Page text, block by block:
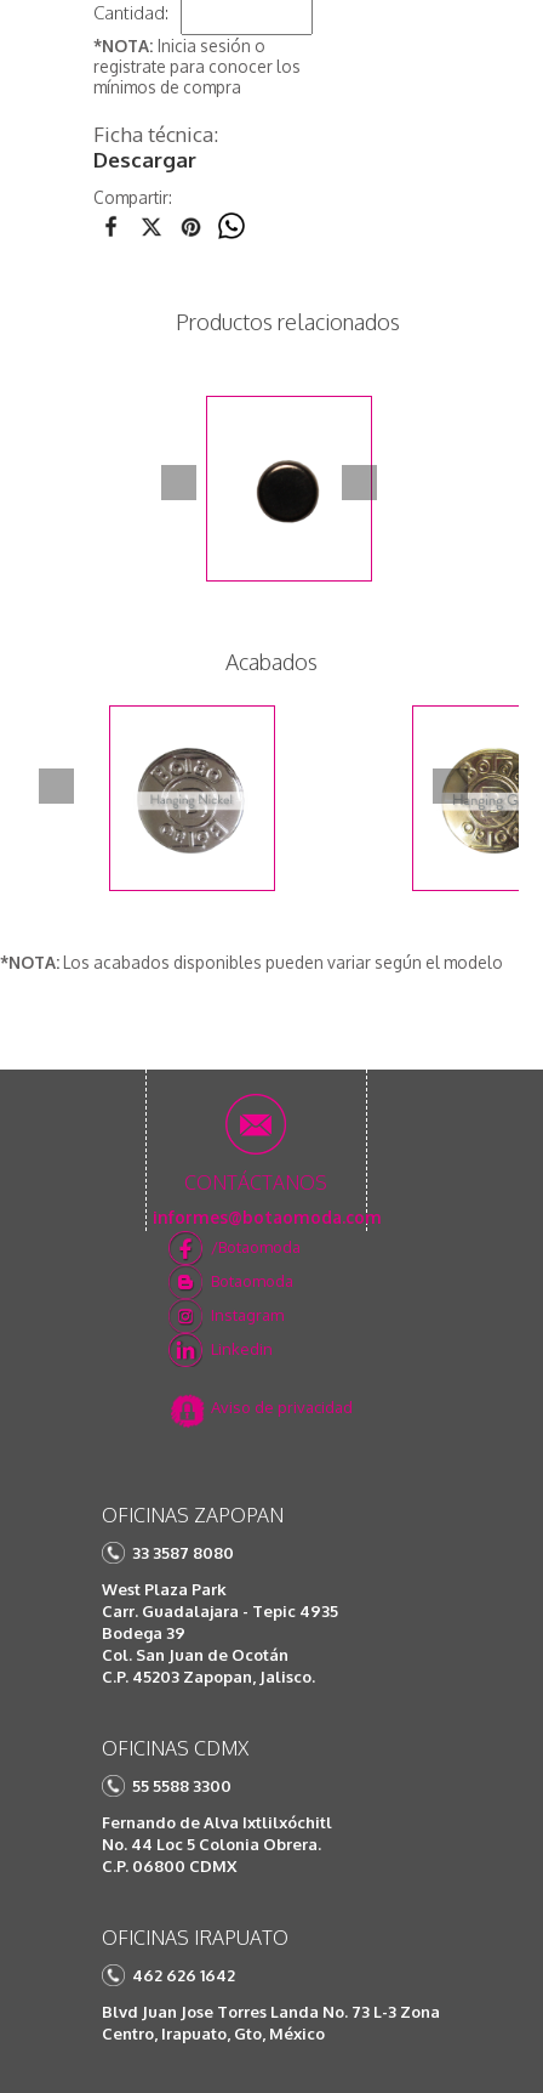
Cantidad:
*NOTA: Inicia sesión o
registrate para conocer los
mínimos de compra
Ficha técnica:
Descargar
Compartir:
Productos relacionados
Acabados
*NOTA:Los acabados disponibles pueden variar según el modelo
CONTÁCTANOS
informes@botaomoda.com
/Botaomoda
Botaomoda
Instagram
Linkedin
Aviso de privacidad
OFICINAS ZAPOPAN
33 3587 8080
West Plaza Park
Carr. Guadalajara - Tepic 4935
Bodega 39
Col. San Juan de Ocotán
C.P. 45203 Zapopan, Jalisco.
OFICINAS CDMX
55 5588 3300
Fernando de Alva Ixtlilxóchitl
No. 44 Loc 5 Colonia Obrera.
C.P. 06800 CDMX
OFICINAS IRAPUATO
462 626 1642
Blvd Juan Jose Torres Landa No. 73 L-3 Zona
Centro, Irapuato, Gto, México